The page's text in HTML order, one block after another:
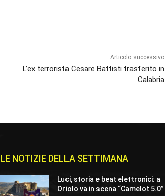
Articolo successivo
L’ex terrorista Cesare Battisti trasferito in
Calabria
LE NOTIZIE DELLA SETTIMANA
Luci, storia e beat elettronici: a
Oriolo va in scena “Camelot 5.0”